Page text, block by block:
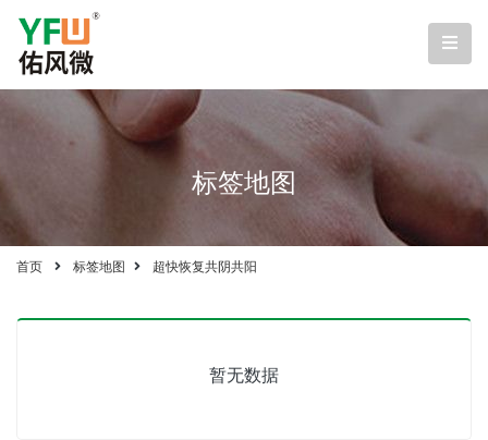
标签地图
首页 标签地图 超快恢复共阴共阳
暂无数据